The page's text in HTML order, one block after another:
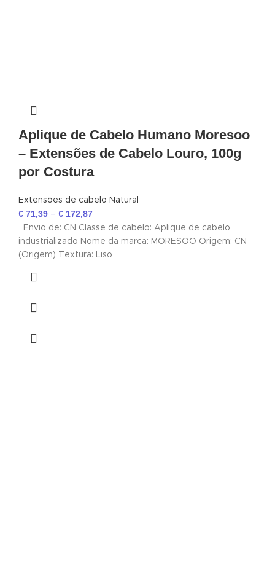
Aplique de Cabelo Humano Moresoo
– Extensões de Cabelo Louro, 100g
por Costura
Extensões de cabelo Natural
€ 71,39 – € 172,87
Envio de: CN Classe de cabelo: Aplique de cabelo
industrializado Nome da marca: MORESOO Origem: CN
(Origem) Textura: Liso